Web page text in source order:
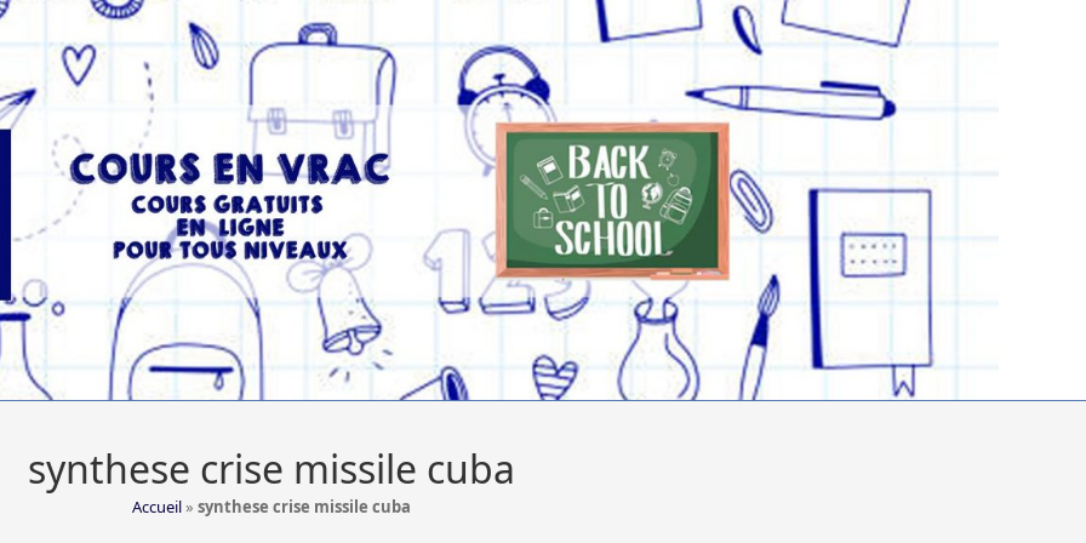
synthese crise missile cuba
Accueil» synthese crise missile cuba